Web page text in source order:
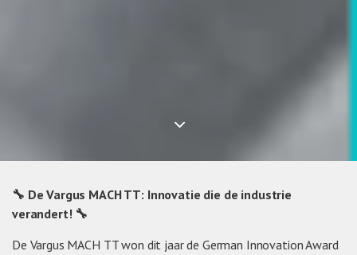
🔧 De Vargus MACH TT: Innovatie die de industrie
verandert! 🔧
De Vargus MACH TT won dit jaar de German Innovation Award